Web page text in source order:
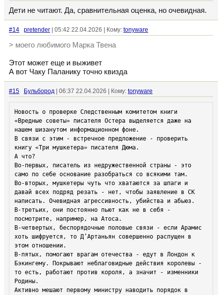
Дети не читают. Да, сравнительная оценка, но очевидная.
#14 pretender | 05:42 22.04.2026 | Кому: tonyware
> моего любимого Марка Твена
Этот может еще и выживет
А вот Чаку Паланику точно квизда
#15 Бульбород | 06:37 22.04.2026 | Кому: tonyware
Новость о проверке Следственным комитетом книги
«Вредные советы» писателя Остера выделяется даже на
нашем шизанутом информационном фоне.
В связи с этим - встречное предложение - проверить
книгу «Три мушкетера» писателя Дюма.
А что?
Во-первых, писатель из недружественной страны - это
само по себе основание разобраться со всякими там.
Во-вторых, мушкетеры чуть что хватаются за шпаги и
давай всех подряд резать - нет, чтобы заявление в СК
написать. Очевидная агрессивность, убийства и абьюз.
В-третьих, они постоянно пьют как не в себя -
посмотрите, например, на Атоса.
В-четвертых, беспорядочные половые связи - если Арамис
хоть шифруется, то Д’Артаньян совершенно распущен в
этом отношении.
В-пятых, помогают врагам отечества - едут в Лондон к
Бэкингему. Покрывают неблаговидные действия королевы -
то есть, работают против короля, а значит - изменники
Родины.
Активно мешают первому министру наводить порядок в